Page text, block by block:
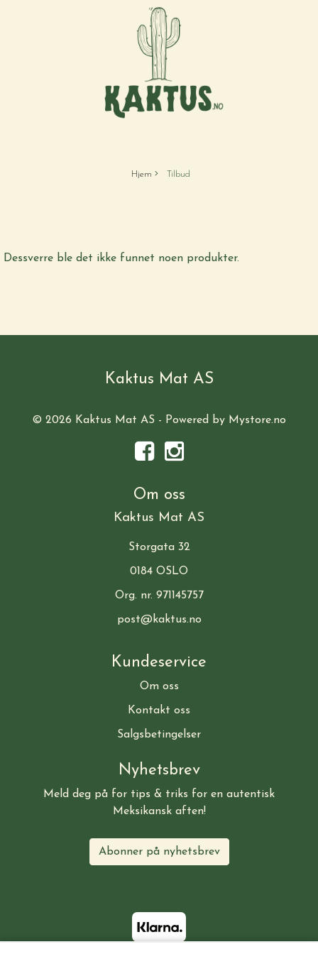
Hjem Tilbud
Dessverre ble det ikke funnet noen produkter.
Kaktus Mat AS
© 2026 Kaktus Mat AS - Powered by Mystore.no
Om oss
Kaktus Mat AS
Storgata 32
0184 OSLO
Org. nr. 971145757
post@kaktus.no
Kundeservice
Om oss
Kontakt oss
Salgsbetingelser
Nyhetsbrev
Meld deg på for tips & triks for en autentisk
Meksikansk aften!
Abonner på nyhetsbrev